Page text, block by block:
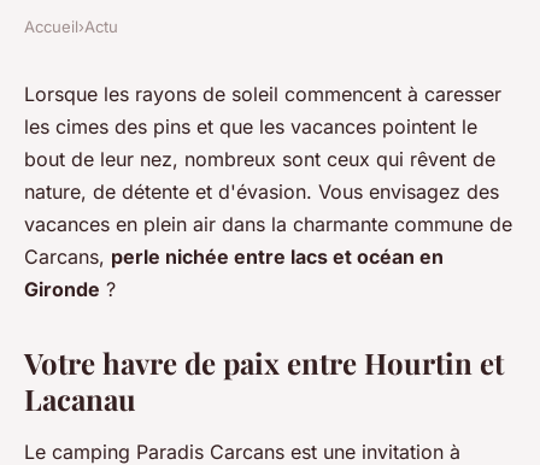
Où se loger pendant son
camping à Carcans?
admin•24 avril 2024 •2 min de lecture
Accueil›Actu
Lorsque les rayons de soleil commencent à caresser
les cimes des pins et que les vacances pointent le
bout de leur nez, nombreux sont ceux qui rêvent de
nature, de détente et d'évasion. Vous envisagez des
vacances en plein air dans la charmante commune de
Carcans, perle nichée entre lacs et océan en
Gironde ?
Votre havre de paix entre Hourtin et
Lacanau
Le camping Paradis Carcans est une invitation à